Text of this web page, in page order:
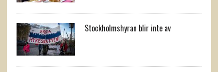
Stockholmshyran blir inte av